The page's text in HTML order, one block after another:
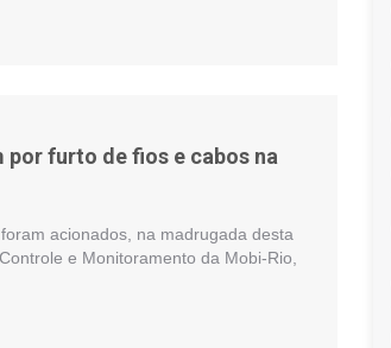
por furto de fios e cabos na
acionados, na madrugada desta
e Monitoramento da Mobi-Rio,